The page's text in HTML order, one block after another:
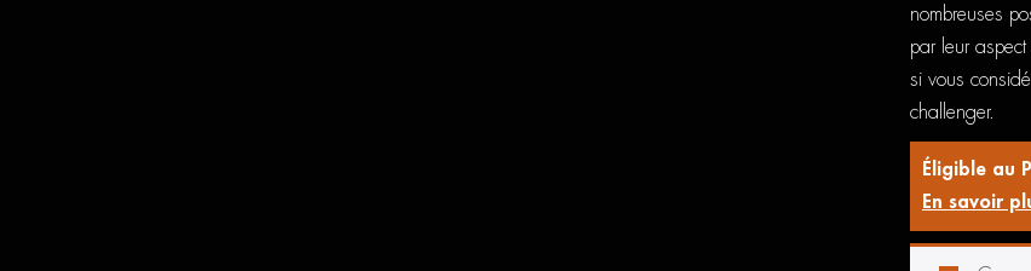
nombreuses
par leur
si vous
challenger.
Éligible au
En savoir